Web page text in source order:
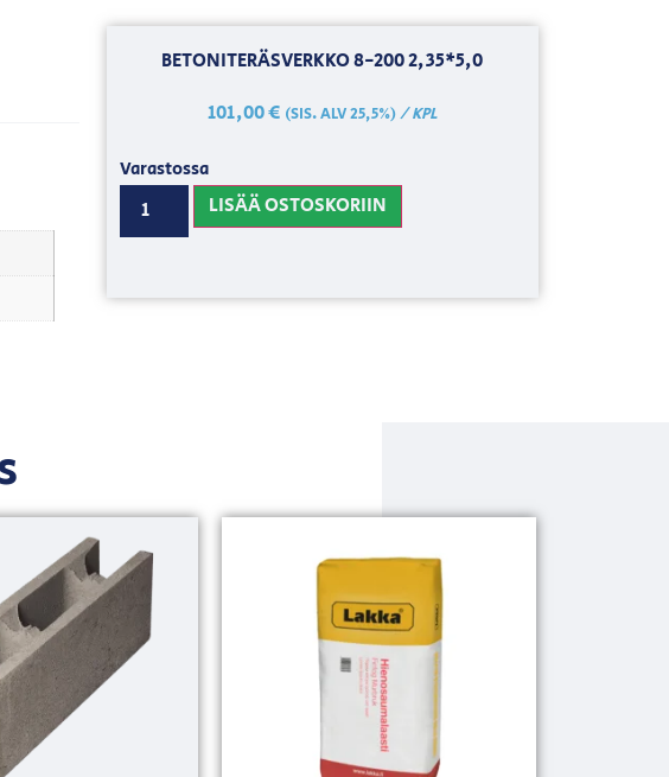
BETONITERÄSVERKKO 8-200 2,35*5,0
101,00€ (SIS. ALV 25,5%)/ KPL
Varastossa
LISÄÄ OSTOSKORIIN